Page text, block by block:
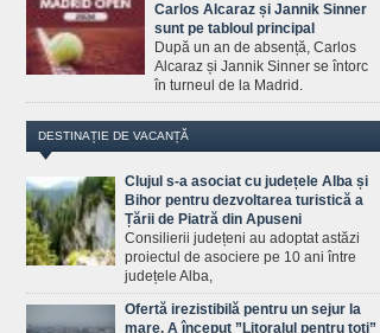
Carlos Alcaraz și Jannik Sinner
sunt pe tabloul principal
După un an de absență, Carlos
Alcaraz și Jannik Sinner se întorc
în turneul de la Madrid.
DESTINAȚIE DE VACANȚĂ
Clujul s-a asociat cu județele Alba și
Bihor pentru dezvoltarea turistică a
Țării de Piatră din Apuseni
Consilierii județeni au adoptat astăzi
proiectul de asociere pe 10 ani între
județele Alba,
Ofertă irezistibilă pentru un sejur la
mare. A început ”Litoralul pentru toți”